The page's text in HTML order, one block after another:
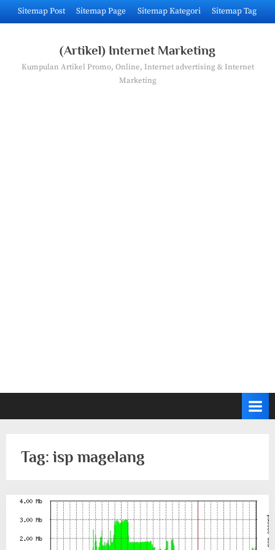
Skip
to
Sitemap Post Sitemap Page Sitemap Kategori Sitemap Tag
(Artikel) Internet Marketing
Kumpulan Artikel Promo, Online, Internet advertising & Internet
Marketing
Tag: isp magelang